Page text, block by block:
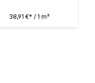
38,91 €* / 1 m²